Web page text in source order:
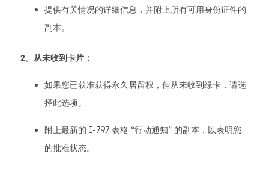
提供有关情况的详细信息，并附上所有可用身份证件的
副本。
2。从未收到卡片：
如果您已获准获得永久居留权，但从未收到绿卡，请选
择此选项。
附上最新的 I-797 表格 “行动通知” 的副本，以表明您
的批准状态。